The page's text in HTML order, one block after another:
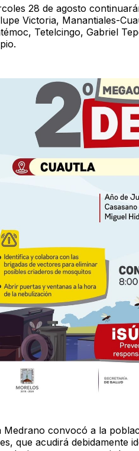
28 de agosto
Victoria, Manantiales-
Tetelcingo, Gabriel
Medrano convocó a la
que acudirá debidamente